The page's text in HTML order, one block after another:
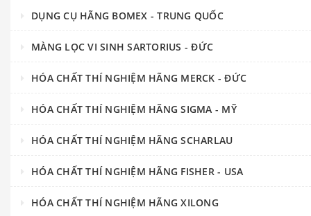
DỤNG CỤ HÃNG BOMEX - TRUNG QUỐC
MÀNG LỌC VI SINH SARTORIUS - ĐỨC
HÓA CHẤT THÍ NGHIỆM HÃNG MERCK - ĐỨC
HÓA CHẤT THÍ NGHIỆM HÃNG SIGMA - MỸ
HÓA CHẤT THÍ NGHIỆM HÃNG SCHARLAU
HÓA CHẤT THÍ NGHIỆM HÃNG FISHER - USA
HÓA CHẤT THÍ NGHIỆM HÃNG XILONG